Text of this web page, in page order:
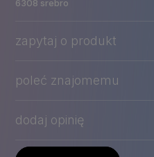
6308 srebro
zapytaj o produkt
poleć znajomemu
dodaj opinię